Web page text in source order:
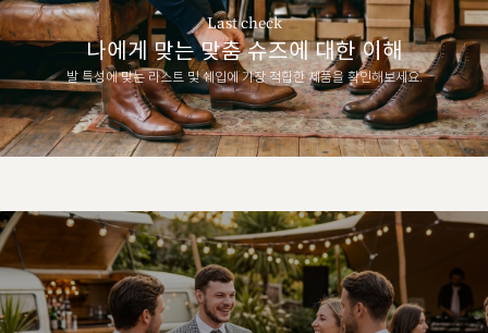
Last check
나에게 맞는 맞춤 슈즈에 대한 이해
발 특성에 맞는 라스트 및 쉐입에 가장 적합한 제품을 확인해보세요.